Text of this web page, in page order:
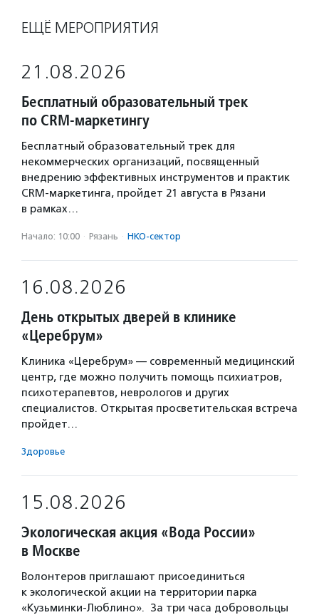
ЕЩЁ МЕРОПРИЯТИЯ
21.08.2026
Бесплатный образовательный трек
по CRM-маркетингу
Бесплатный образовательный трек для
некоммерческих организаций, посвященный
внедрению эффективных инструментов и практик
CRM-маркетинга, пройдет 21 августа в Рязани
в рамках…
Начало: 10:00 · Рязань · НКО-сектор
16.08.2026
День открытых дверей в клинике
«Церебрум»
Клиника «Церебрум» — современный медицинский
центр, где можно получить помощь психиатров,
психотерапевтов, неврологов и других
специалистов. Открытая просветительская встреча
пройдет…
Здоровье
15.08.2026
Экологическая акция «Вода России»
в Москве
Волонтеров приглашают присоединиться
к экологической акции на территории парка
«Кузьминки-Люблино». За три часа добровольцы